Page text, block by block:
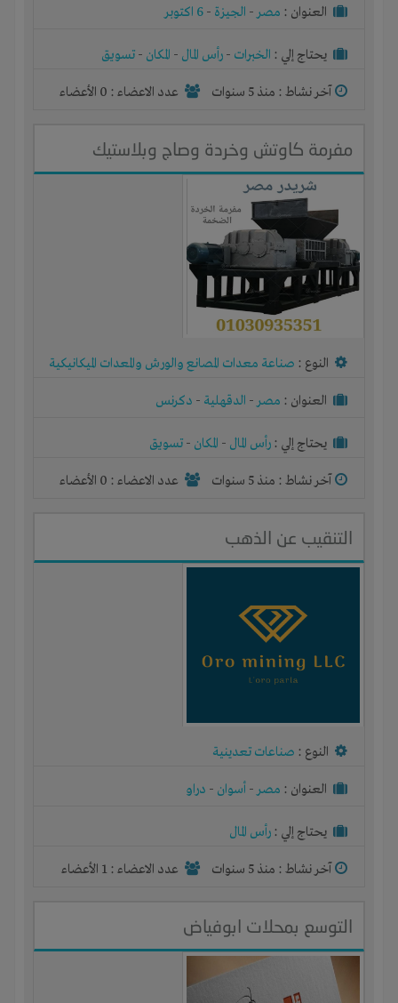
العنوان : مصر- الجيزة - 6 اكتوبر
يحتاج إلي : الخبرات - رأس المال - المكان - تسويق
آخر نشاط : منذ 5 سنوات عدد الاعضاء : 0 الأعضاء
مفرمة كاوتش وخردة وصاج وبلاستيك
النوع : صناعة معدات المصانع والورش والمعدات الميكانيكية
العنوان : مصر- الدقهلية - دكرنس
يحتاج إلي : رأس المال - المكان - تسويق
آخر نشاط : منذ 5 سنوات عدد الاعضاء : 0 الأعضاء
التنقيب عن الذهب
النوع : صناعات تعدينية
العنوان : مصر- أسوان - دراو
يحتاج إلي : رأس المال
آخر نشاط : منذ 5 سنوات عدد الاعضاء : 1 الأعضاء
التوسع بمحلات ابوفياض